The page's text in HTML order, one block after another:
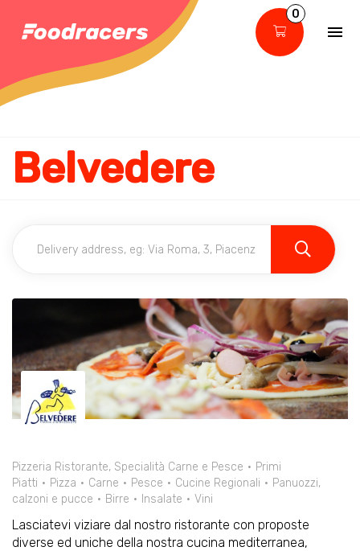
0
Belvedere
Pizzeria Ristorante, Specialità Carne e Pesce
Primi
Piatti
Pizza Carne Pesce Cucine Regionali
Panuozzi,
calzoni e pucce
Birre Insalate Vini
Lasciatevi viziare dal nostro ristorante con proposte
diverse ed uniche della nostra cucina mediterranea,